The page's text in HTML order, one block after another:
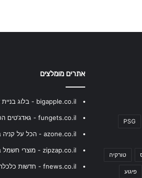
PSG
טורקיה
פיגוע
אתרים מומלצים
bigapple.co.il - בלוג בניית אתרים
fungets.co.il - גאדג'טים הכי שווים
azone.co.il - הכל על קניה באמזון
zipzap.co.il - מוצרי חשמל במחירים הגיוניים
fnews.co.il - חדשות כלכלה